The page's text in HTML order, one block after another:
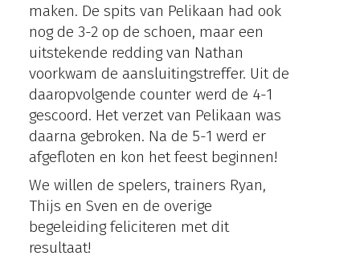
maken. De spits van Pelikaan had ook
nog de 3-2 op de schoen, maar een
uitstekende redding van Nathan
voorkwam de aansluitingstreffer. Uit de
daaropvolgende counter werd de 4-1
gescoord. Het verzet van Pelikaan was
daarna gebroken. Na de 5-1 werd er
afgefloten en kon het feest beginnen!
We willen de spelers, trainers Ryan,
Thijs en Sven en de overige
begeleiding feliciteren met dit
resultaat!